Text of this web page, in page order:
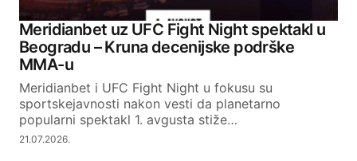
Meridianbet uz UFC Fight Night spektakl u
Beogradu – Kruna decenijske podrške
MMA-u
Meridianbet i UFC Fight Night u fokusu su
sportskejavnosti nakon vesti da planetarno
popularni spektakl 1. avgusta stiže…
21.07.2026.